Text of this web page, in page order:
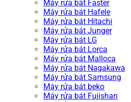
Máy rửa bát Faster
Máy rửa bát Hafele
Máy rửa bát Hitachi
Máy rửa bát Junger
Máy rửa bát LG
Máy rửa bát Lorca
Máy rửa bát Malloca
Máy rửa bát Nagakawa
Máy rửa bát Samsung
Máy rửa bát beko
Máy rửa bát Fujishan